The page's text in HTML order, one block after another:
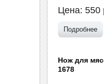
Цена: 550
Подробнее
Нож для
1678